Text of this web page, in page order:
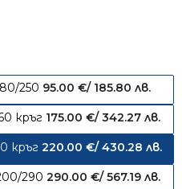
80/250 95.00€/ 185.80 лв.
кръг 175.00 €/ 342.27 лв.
кръг 220.00 €/ 430.28 лв.
290 290.00 €/ 567.19 лв.